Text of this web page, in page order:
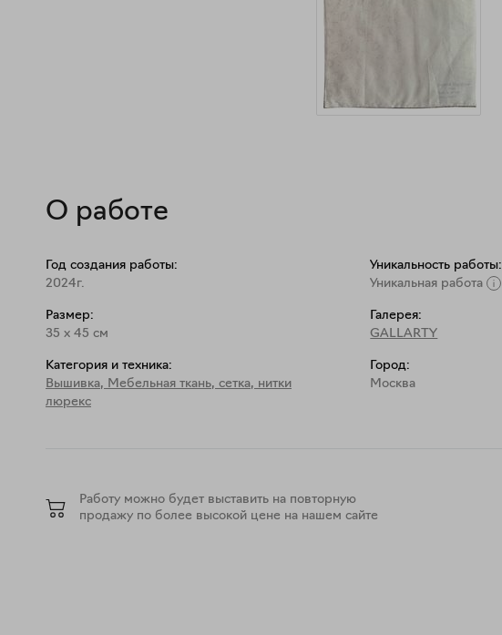
О работе
Год создания работы:
2024г.
Размер:
35 x 45 см
Категория и техника:
Вышивка, Мебельная ткань, сетка, нитки
люрекс
Уникальность работы:
Уникальная работа
Галерея:
GALLARTY
Город:
Москва
Работу можно будет выставить на повторную
продажу по более высокой цене на нашем сайте